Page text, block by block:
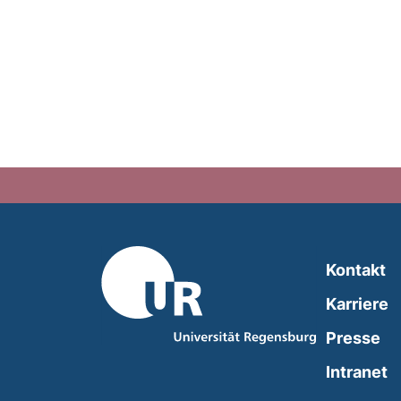
Kontakt
Karriere
Presse
Intranet